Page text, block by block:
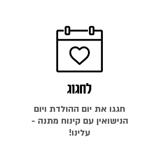
לחגוג
חגגו את יום ההולדת ויום
הנישואין עם קינוח מתנה -
עלינו!